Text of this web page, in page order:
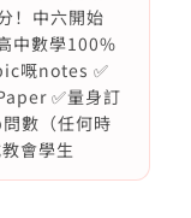
！中六開始
中數學100%
嘅notes ✅
✅量身訂
數（任何時
會學生